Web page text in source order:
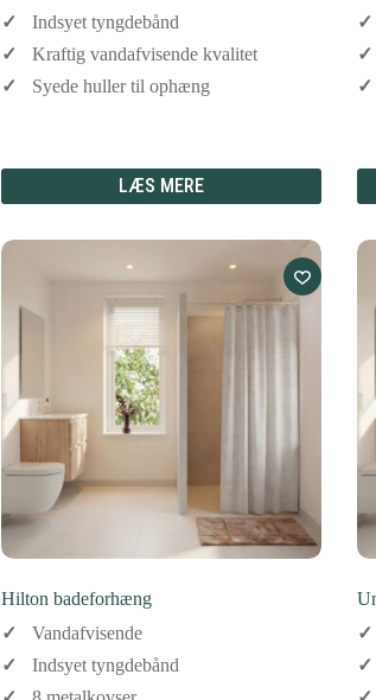
Indsyet tyngdebånd
Kraftig vandafvisende kvalitet
Syede huller til ophæng
LÆS MERE
Hilton badeforhæng
Vandafvisende
Indsyet tyngdebånd